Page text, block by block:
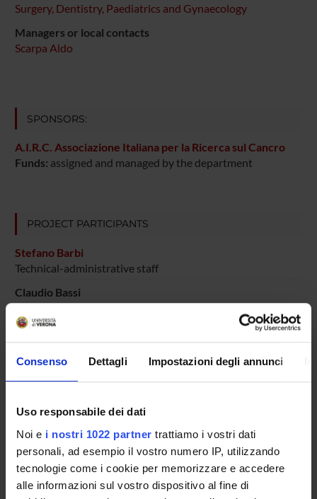
Consenso Dettagli Impostazioni degli annunci
Uso responsabile dei dati
Noi e i nostri 1022 partner trattiamo i vostri dati
personali, ad esempio il vostro numero IP, utilizzando
tecnologie come i cookie per memorizzare e accedere
alle informazioni sul vostro dispositivo al fine di
Surgery, Dentistry, Paediatrics and Gynaecology
Managers or local contacts
Scarpa Aldo
SPONSORS:
A.I.R.C. Associazione Italiana per la Ricerca sul Cancro
Funds: assigned and managed by the department
PROJECT PARTICIPANTS
Stefano Barbi
Technical-administrative staff
Claudio Bassi
Paola Capelli
Marco Chilosi
Massimo Falconi
Technical-administrative staff
Aldo Scarpa
Full Professor
Claudio Sorio
Associate Professor